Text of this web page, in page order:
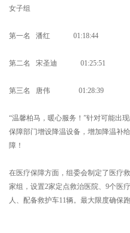
女子组
第一名 潘红 01:18:44
第二名 宋圣迪 01:25:51
第三名 唐伟 01:28:39
“温馨柏马，暖心服务！”针对可能出
保障部门增设降温设备，增加降温补
障！
在医疗保障方面，组委会制定了医疗
家组，设置2家定点救治医院、9个医
人、配备救护车11辆。最大限度确保